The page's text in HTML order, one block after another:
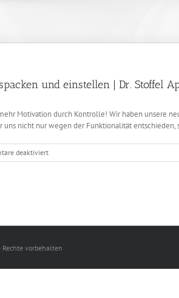
und einstellen | Dr. Stoffel
Motivation durch Kontrolle! Wir haben unsere
nicht nur wegen der Funktionalität
deaktiviertfür
Medisana
einstellen
Dr.
vorbehalten